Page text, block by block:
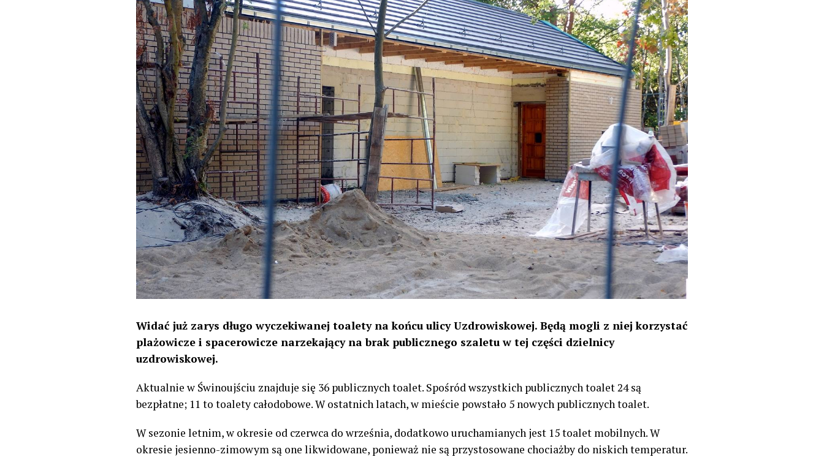
Widać już zarys długo wyczekiwanej toalety na końcu ulicy Uzdrowiskowej. Będą mogli z niej korzystać
plażowicze i spacerowicze narzekający na brak publicznego szaletu w tej części dzielnicy
uzdrowiskowej.
Aktualnie w Świnoujściu znajduje się 36 publicznych toalet. Spośród wszystkich publicznych toalet 24 są
bezpłatne; 11 to toalety całodobowe. W ostatnich latach, w mieście powstało 5 nowych publicznych toalet.
W sezonie letnim, w okresie od czerwca do września, dodatkowo uruchamianych jest 15 toalet mobilnych. W
okresie jesienno-zimowym są one likwidowane, ponieważ nie są przystosowane chociażby do niskich temperatur.